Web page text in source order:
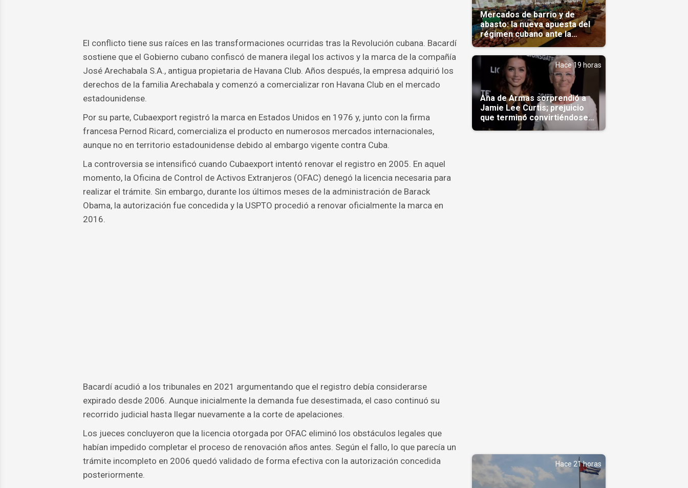
El conflicto tiene sus raíces en las transformaciones ocurridas tras la Revolución cubana. Bacardí
sostiene que el Gobierno cubano confiscó de manera ilegal los activos y la marca de la compañía
José Arechabala S.A., antigua propietaria de Havana Club. Años después, la empresa adquirió los
derechos de la familia Arechabala y comenzó a comercializar ron Havana Club en el mercado
estadounidense.
Por su parte, Cubaexport registró la marca en Estados Unidos en 1976 y, junto con la firma
francesa Pernod Ricard, comercializa el producto en numerosos mercados internacionales,
aunque no en territorio estadounidense debido al embargo vigente contra Cuba.
La controversia se intensificó cuando Cubaexport intentó renovar el registro en 2005. En aquel
momento, la Oficina de Control de Activos Extranjeros (OFAC) denegó la licencia necesaria para
realizar el trámite. Sin embargo, durante los últimos meses de la administración de Barack
Obama, la autorización fue concedida y la USPTO procedió a renovar oficialmente la marca en
2016.
Bacardí acudió a los tribunales en 2021 argumentando que el registro debía considerarse
expirado desde 2006. Aunque inicialmente la demanda fue desestimada, el caso continuó su
recorrido judicial hasta llegar nuevamente a la corte de apelaciones.
Los jueces concluyeron que la licencia otorgada por OFAC eliminó los obstáculos legales que
habían impedido completar el proceso de renovación años antes. Según el fallo, lo que parecía un
trámite incompleto en 2006 quedó validado de forma efectiva con la autorización concedida
posteriormente.
Mercados de barrio y de
abasto: la nueva apuesta del
régimen cubano ante la
escasez
Hace 19 horas
Ana de Armas sorprendió a
Jamie Lee Curtis; prejuicio
que terminó convirtiéndose
en admiración en Hollywood
Hace 21 horas